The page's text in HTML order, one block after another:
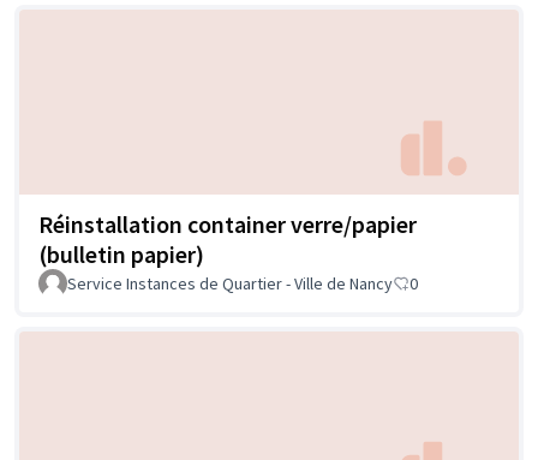
Réinstallation container verre/papier
(bulletin papier)
Service Instances de Quartier - Ville de Nancy 0